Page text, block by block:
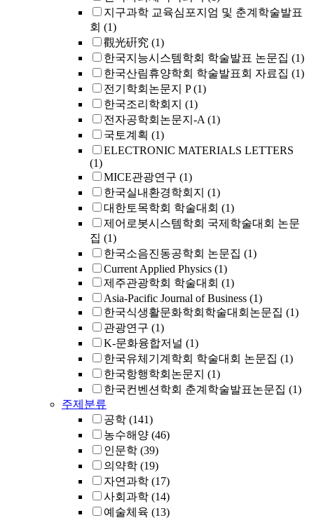
지구과학 교육심포지엄 및 춘계학술발표
회 (1)
觀光硏究 (1)
한국지능시스템학회 학술발표 논문집 (1)
한국산림휴양학회 학술발표회 자료집 (1)
전기학회논문지 P (1)
한국조리학회지 (1)
전자공학회논문지-A (1)
국토계획 (1)
ELECTRONIC MATERIALS LETTERS
(1)
MICE관광연구 (1)
한국실내환경학회지 (1)
대한토목학회 학술대회 (1)
제어로봇시스템학회 국제학술대회 논문
집 (1)
한국소음진동공학회 논문집 (1)
Current Applied Physics (1)
제주관광학회 학술대회 (1)
Asia-Pacific Journal of Business (1)
한국식생활문화학회학술대회논문집 (1)
관광연구 (1)
K-문화융합저널 (1)
한국유체기계학회 학술대회 논문집 (1)
한국항행학회논문지 (1)
한국컨벤션학회 춘계학술발표논문집 (1)
주제분류
공학 (141)
농수해양 (46)
인문학 (39)
의약학 (19)
자연과학 (17)
사회과학 (14)
예술체육 (13)